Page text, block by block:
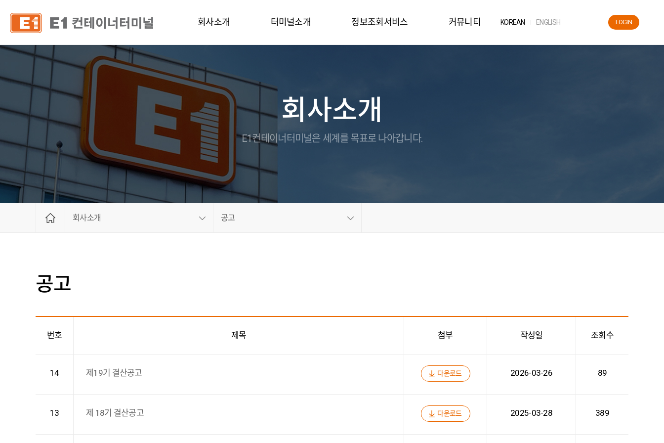
회사소개
연혁
조직 및 연락처
CI
공고
오시는길
안전서비스
인사제도
채용정보
관련사이트
터미널소개
터미널특징
홍보동영상
온라인브로슈어
정보조회서비스
컨테이너정보
세관업무
인트라넷
커뮤니티 LOGIN
KOREAN ENGLISH
회사소개
E1컨테이너터미널은 세계를 목표로 나아갑니다.
회사소개 공고
공고
14건
번호 제목 첨부 작성일 조회수
14 제19기 결산공고 다운로드 2026-03-26 89
13 제 18기 결산공고 다운로드 2025-03-28 389